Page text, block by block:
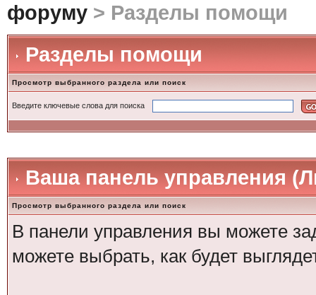
форуму> Разделы помощи
Разделы помощи
Просмотр выбранного раздела или поиск
Введите ключевые слова для поиска
Ваша панель управления
Просмотр выбранного раздела или поиск
В панели управления вы можете
можете выбрать, как будет